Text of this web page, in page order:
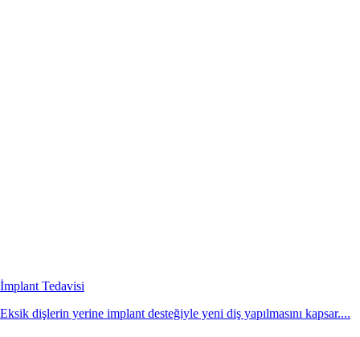
İmplant Tedavisi
Eksik dişlerin yerine implant desteğiyle yeni diş yapılmasını kapsar....